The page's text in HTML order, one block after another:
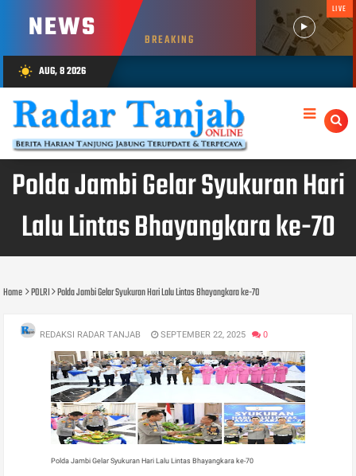
NEWS BREAKING
LIVE
wb_sunny AUG, 8 2026
Polda Jambi Gelar Syukuran Hari
Lalu Lintas Bhayangkara ke-70
Home POLRI Polda Jambi Gelar Syukuran Hari Lalu Lintas Bhayangkara ke-70
REDAKSI RADAR TANJAB SEPTEMBER 22, 2025 0
Polda Jambi Gelar Syukuran Hari Lalu Lintas Bhayangkara ke-70